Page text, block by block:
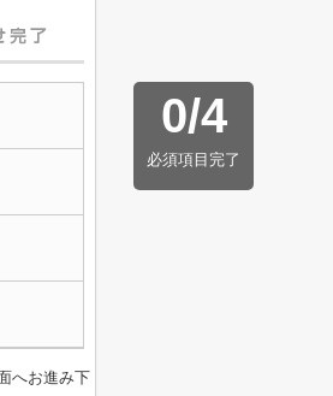
0/4
必須項目完了
へお進み下